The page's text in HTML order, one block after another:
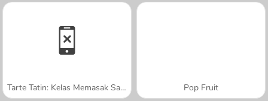
Tarte Tatin: Kelas Memasak Sara Pop Fruit